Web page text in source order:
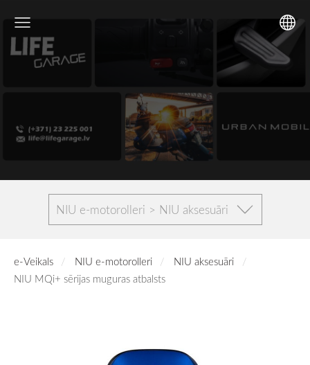
NIU e-motorolleri > NIU aksesuāri
e-Veikals NIU e-motorolleri
NIU aksesuāri
NIU MQi+ sērijas muguras atbalsts